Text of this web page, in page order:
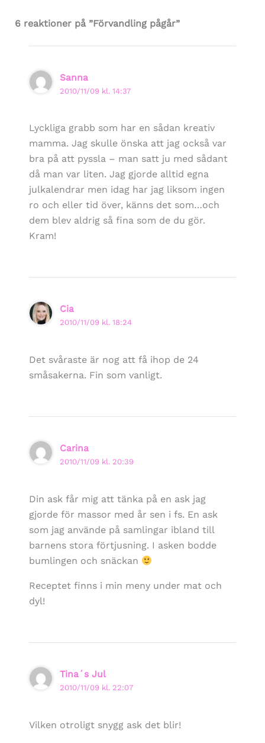
6 reaktioner på ”Förvandling pågår”
Sanna
2010/11/09 kl. 14:37
Lyckliga grabb som har en sådan kreativ
mamma. Jag skulle önska att jag också var
bra på att pyssla – man satt ju med sådant
då man var liten. Jag gjorde alltid egna
julkalendrar men idag har jag liksom ingen
ro och eller tid över, känns det som…och
dem blev aldrig så fina som de du gör.
Kram!
Cia
2010/11/09 kl. 18:24
Det svåraste är nog att få ihop de 24
småsakerna. Fin som vanligt.
Carina
2010/11/09 kl. 20:39
Din ask får mig att tänka på en ask jag
gjorde för massor med år sen i fs. En ask
som jag använde på samlingar ibland till
barnens stora förtjusning. I asken bodde
bumlingen och snäckan
Receptet finns i min meny under mat och
dyl!
Tina´s Jul
2010/11/09 kl. 22:07
Vilken otroligt snygg ask det blir!